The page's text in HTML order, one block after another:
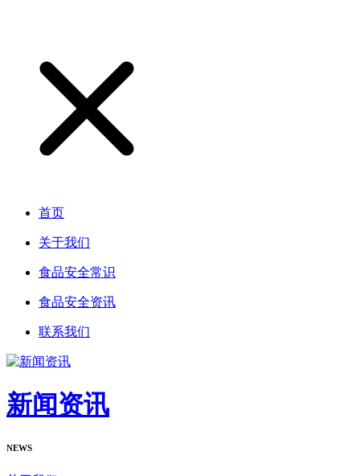
首页
关于我们
食品安全常识
食品安全资讯
联系我们
新闻资讯
NEWS